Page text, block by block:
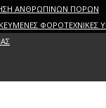
ΑΝΘΡΩΠΙΝΩΝ ΠΟΡΩΝ
ΦΟΡΟΤΕΧΝΙΚΕΣ